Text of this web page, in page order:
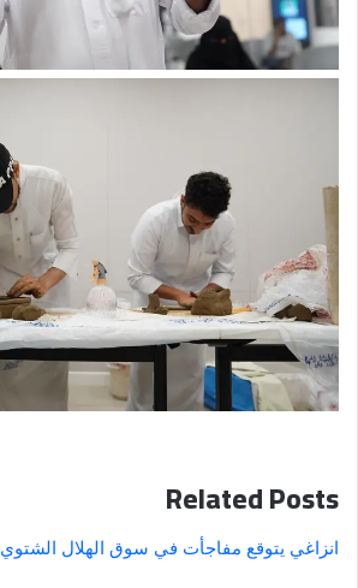
Related Posts
انزاغي يتوقع مفاجأت في سوق الهلال الشتوي